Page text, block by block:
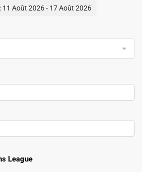
11 Août 2026 - 17 Août 2026
League